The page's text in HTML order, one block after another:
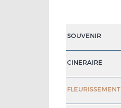
SOUVENIR
CINERAIRE
FLEURISSEMENT